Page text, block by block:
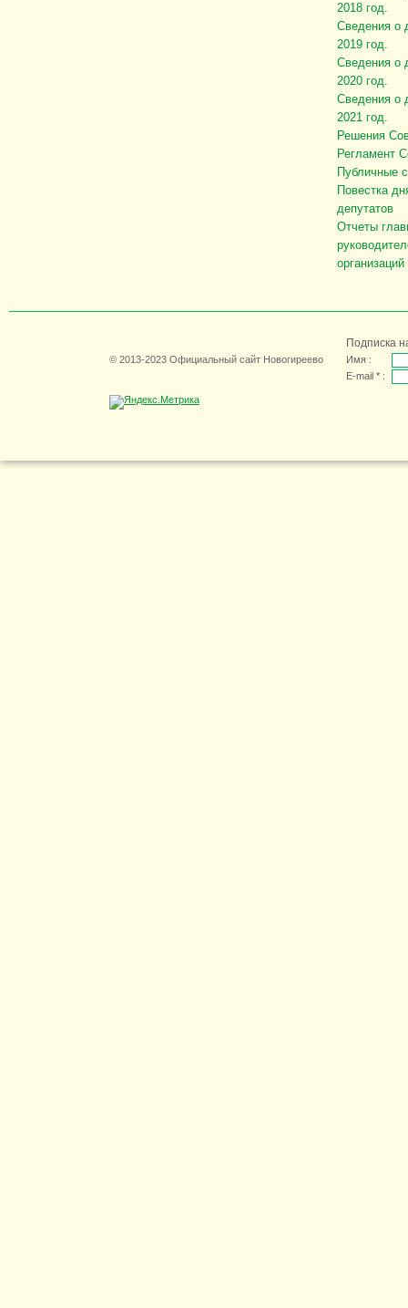
2018 год.
Сведения о
2019 год.
Сведения о
2020 год.
Сведения о
2021 год.
Решения
Регламент
Публичные
Повестка
депутатов
Отчеты
организаций
© 2013-2023 Официальный сайт Новогиреево
Подписка
Имя :
E-mail * :